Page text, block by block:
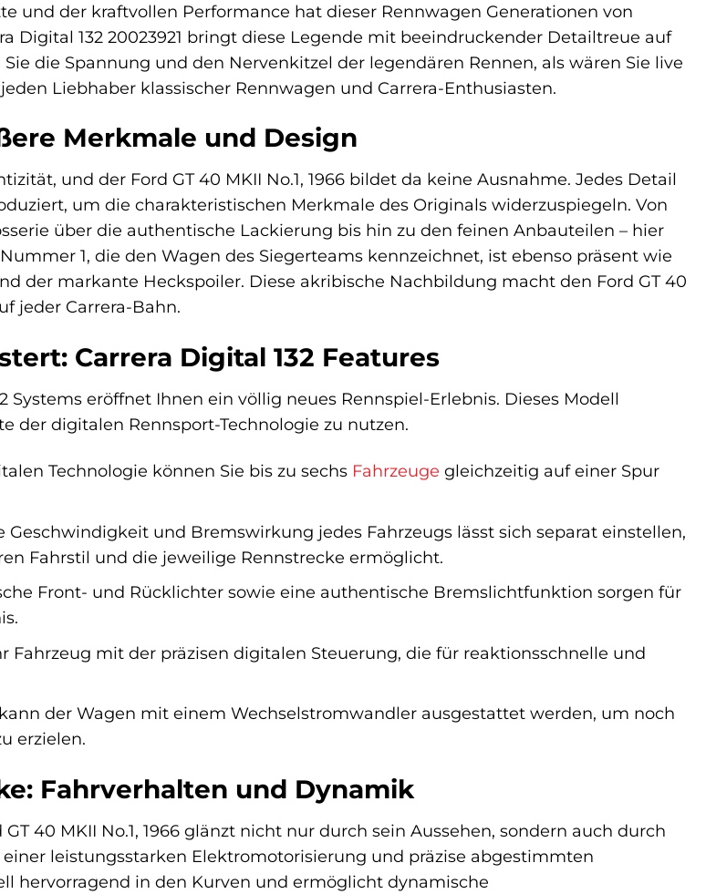
und der kraftvollen Performance hat dieser Rennwagen Generationen von
Digital 132 20023921 bringt diese Legende mit beeindruckender Detailtreue auf
die Spannung und den Nervenkitzel der legendären Rennen, als wären Sie live
Liebhaber klassischer Rennwagen und Carrera-Enthusiasten.
Merkmale und Design
und der Ford GT 40 MKII No.1, 1966 bildet da keine Ausnahme. Jedes Detail
um die charakteristischen Merkmale des Originals widerzuspiegeln. Von
über die authentische Lackierung bis hin zu den feinen Anbauteilen – hier
1, die den Wagen des Siegerteams kennzeichnet, ist ebenso präsent wie
der markante Heckspoiler. Diese akribische Nachbildung macht den Ford GT 40
jeder Carrera-Bahn.
Carrera Digital 132 Features
Systems eröffnet Ihnen ein völlig neues Rennspiel-Erlebnis. Dieses Modell
der digitalen Rennsport-Technologie zu nutzen.
Technologie können Sie bis zu sechs Fahrzeuge gleichzeitig auf einer Spur
Geschwindigkeit und Bremswirkung jedes Fahrzeugs lässt sich separat einstellen,
Fahrstil und die jeweilige Rennstrecke ermöglicht.
Front- und Rücklichter sowie eine authentische Bremslichtfunktion sorgen für
Fahrzeug mit der präzisen digitalen Steuerung, die für reaktionsschnelle und
der Wagen mit einem Wechselstromwandler ausgestattet werden, um noch
erzielen.
Fahrverhalten und Dynamik
GT 40 MKII No.1, 1966 glänzt nicht nur durch sein Aussehen, sondern auch durch
leistungsstarken Elektromotorisierung und präzise abgestimmten
hervorragend in den Kurven und ermöglicht dynamische